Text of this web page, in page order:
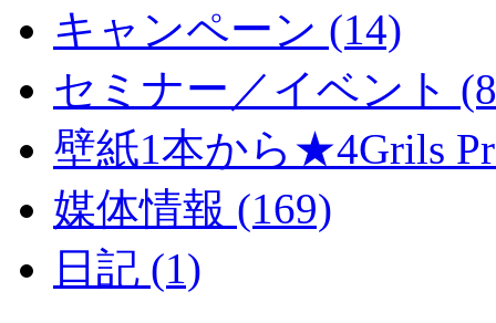
キャンペーン (14)
セミナー／イベント
壁紙1本から★4Grils
媒体情報 (169)
日記 (1)